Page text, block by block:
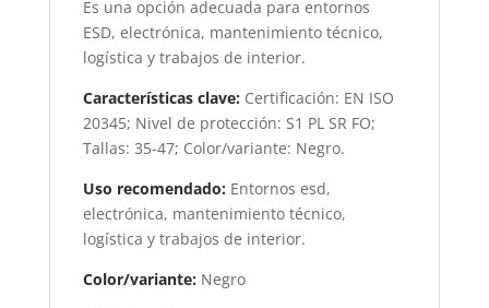
Es una opción adecuada para entornos
ESD, electrónica, mantenimiento técnico,
logística y trabajos de interior.
Características clave: Certificación: EN ISO
20345; Nivel de protección: S1 PL SR FO;
Tallas: 35-47; Color/variante: Negro.
Uso recomendado: Entornos esd,
electrónica, mantenimiento técnico,
logística y trabajos de interior.
Color/variante: Negro